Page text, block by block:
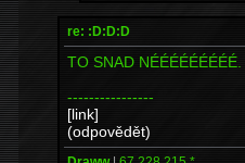
re: :D:D:D
TO SNAD
----------------
[link]
(odpovědět)